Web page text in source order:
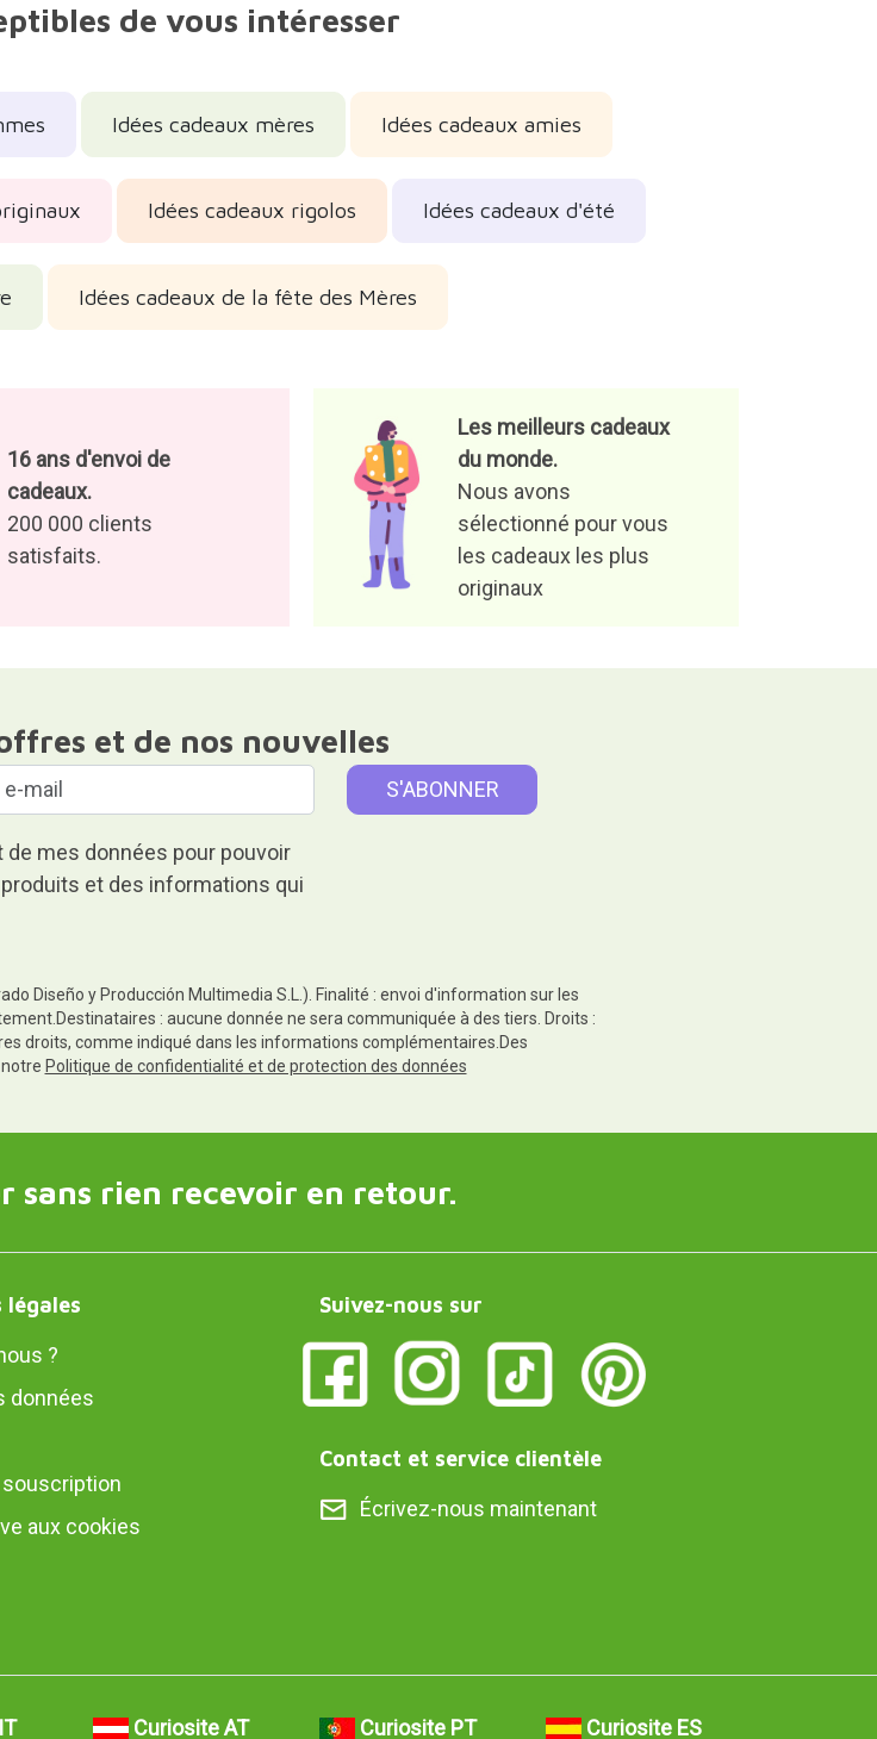
de vous intéresser
Idées cadeaux mères Idées cadeaux amies
Idées cadeaux rigolos Idées cadeaux d'été
Idées cadeaux de la fête des Mères
16 ans d'envoi de
cadeaux.
200 000 clients
satisfaits.
Les meilleurs cadeaux
du monde.
Nous avons
sélectionné pour vous
les cadeaux les plus
originaux
et de nos nouvelles
de mes données pour pouvoir
et des informations qui
Diseño y Producción Multimedia S.L.). Finalité : envoi d'information sur les
: aucune donnée ne sera communiquée à des tiers. Droits :
droits, comme indiqué dans les informations complémentaires.Des
Politique de confidentialité et de protection des données
sans rien recevoir en retour.
?
données
aux cookies
Suivez-nous sur
Contact et service clientèle
Écrivez-nous maintenant
Curiosite AT Curiosite PT Curiosite ES